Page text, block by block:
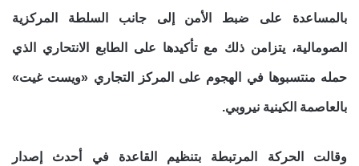
بالمساعدة على ضبط الأمن إلى جانب السلطة المركزية
الصومالية، يتزامن ذلك مع تأكيدها على الطابع الانتحاري الذي
حمله منتسبوها في الهجوم على المركز التجاري «ويست غيت»
بالعاصمة الكينية نيروبي.
وقالت الحركة المرتبطة بتنظيم القاعدة في أحدث إصدار